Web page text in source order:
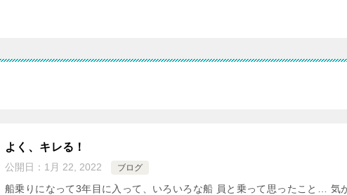
よく、キレる！
公開日： 1月 22, 2022 ブログ
船乗りになって3年目に入って、いろいろな船 員と乗って思ったこと… 気